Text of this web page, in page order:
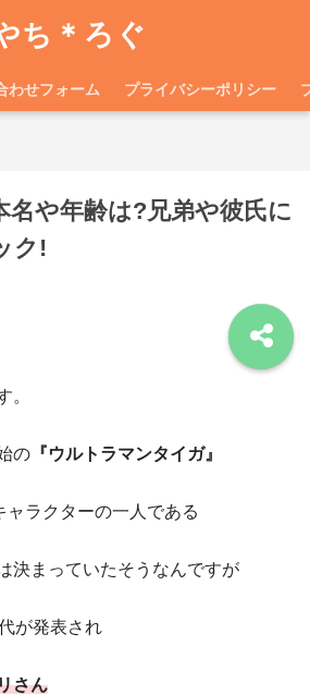
ち＊ろぐ
わせフォーム プライバシーポリシー
名や年齢は?兄弟や彼氏に
ク!
。
の 『ウルトラマンタイガ』
ラクターの一人である
決まっていたそうなんですが
が発表され
さん